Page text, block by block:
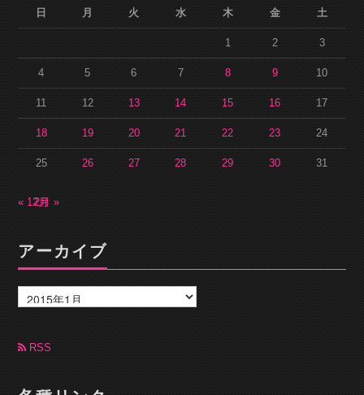
日
月 火 水 木 金 土
1 2 3
4 5 6 7 8 9 10
11 12 13 14 15 16 17
18 19 20 21 22 23 24
25 26 27 28 29 30 31
« 12月2月 »
アーカイブ
ー
カ
ブRSS